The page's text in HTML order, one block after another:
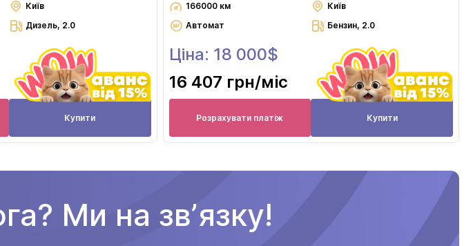
Київ
Дизель, 2.0
Купити
166000 км
Київ
Автомат
Бензин, 2.0
Ціна: 18 000$
16 407 грн/міс
Розрахувати платіж Купити
Ми на звʼязку!